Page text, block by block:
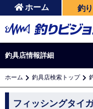
ホーム 釣
釣具店情報詳細
ホーム 釣具店検索トップ
フィッシングタイ